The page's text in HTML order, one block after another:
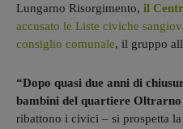
Lungarno Risorgimento, il
accusato le Liste civiche
consiglio comunale, il gruppo
“Dopo quasi due anni di
bambini del quartiere
ribattono i civici – si prospetta